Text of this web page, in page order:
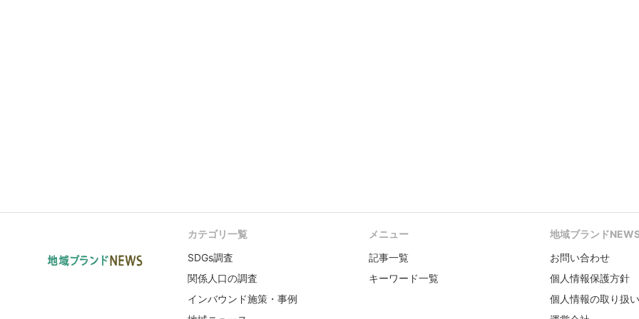
カテゴリ一覧
SDGs調査
関係人口の調査
インバウンド施策・事例
メニュー
記事一覧
キーワード一覧
地域ブランド
お問い合わせ
個人情報保護方針
個人情報の取り扱い